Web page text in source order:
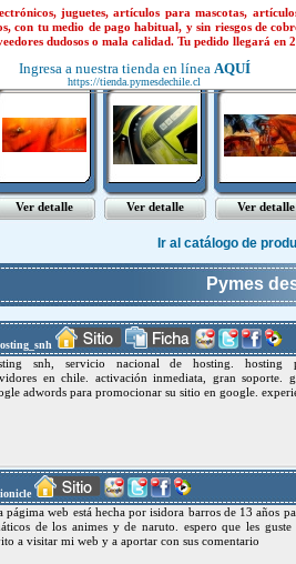
juguetes, artículos para mascotas,
con tu medio de pago habitual, y sin riesgos de
dudosos o mala calidad. Tu pedido llegará en
Ingresa a nuestra tienda en línea AQUÍ
https://tienda.pymesdechile.cl
Productos y servicios
Ver detalle Ver detalle Ver detalle
Ir al catálogo de
Pymes
snh, servicio nacional de hosting. hosting
en chile. activación inmediata, gran soporte.
adwords para promocionar su sitio en google.
págima web está hecha por isidora barros de 13 años
de los animes y de naruto. espero que les
a visitar mi web y a aportar con sus comentario